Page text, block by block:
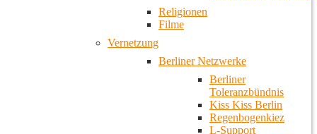
Religionen
Filme
Vernetzung
Berliner Netzwerke
Berliner
Toleranzbündnis
Kiss Kiss Berlin
Regenbogenkiez
L-Support